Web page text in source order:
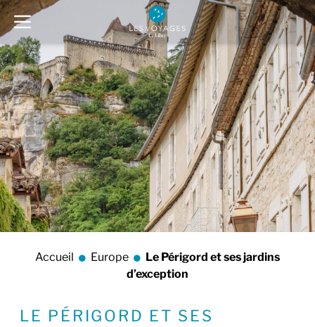
Accueil Europe
Le Périgord et ses jardins
d’exception
LE PÉRIGORD ET SES